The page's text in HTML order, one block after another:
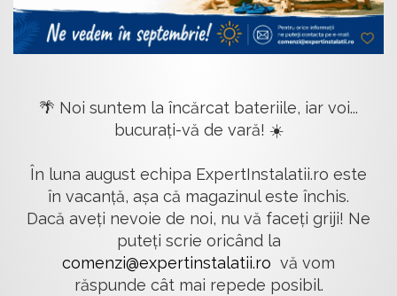
🌴 Noi suntem la încărcat bateriile, iar voi...
bucurați-vă de vară! ☀️
În luna august echipa ExpertInstalatii.ro este
în vacanță, așa că magazinul este închis.
Dacă aveți nevoie de noi, nu vă faceți griji! Ne
puteți scrie oricând la
comenzi@expertinstalatii.ro vă vom
răspunde cât mai repede posibil.